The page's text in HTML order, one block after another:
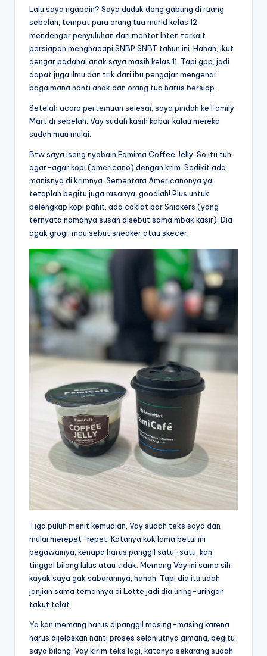
Lalu saya ngapain? Saya duduk dong gabung di ruang
sebelah, tempat para orang tua murid kelas 12
mendengar penyuluhan dari mentor Inten terkait
persiapan menghadapi SNBP SNBT tahun ini. Hahah, ikut
dengar padahal anak saya masih kelas 11. Tapi gpp, jadi
dapat juga ilmu dan trik dari ibu pengajar mengenai
bagaimana nanti anak dan orang tua harus bersiap.
Setelah acara pertemuan selesai, saya pindah ke Family
Mart di sebelah. Vay sudah kasih kabar kalau mereka
sudah mau mulai.
Btw saya iseng nyobain Famima Coffee Jelly. So itu tuh
agar-agar kopi (americano) dengan krim. Sedikit ada
manisnya di krimnya. Sementara Americanonya ya
tetaplah begitu juga rasanya, goodlah! Plus untuk
pelengkap kopi pahit, ada coklat bar Snickers (yang
ternyata namanya susah disebut sama mbak kasir). Dia
agak grogi, mau sebut sneaker atau skecer.
Tiga puluh menit kemudian, Vay sudah teks saya dan
mulai merepet-repet. Katanya kok lama betul ini
pegawainya, kenapa harus panggil satu-satu, kan
tinggal bilang lulus atau tidak. Memang Vay ini sama sih
kayak saya gak sabarannya, hahah. Tapi dia itu udah
janjian sama temannya di Lotte jadi dia uring-uringan
takut telat.
Ya kan memang harus dipanggil masing-masing karena
harus dijelaskan nanti proses selanjutnya gimana, begitu
saya bilang. Vay kirim teks lagi, katanya sekarang sudah